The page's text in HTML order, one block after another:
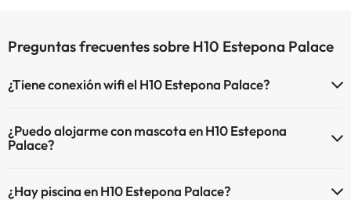
Preguntas frecuentes sobre H10 Estepona Palace
¿Tiene conexión wifi el H10 Estepona Palace?
¿Puedo alojarme con mascota en H10 Estepona
Palace?
¿Hay piscina en H10 Estepona Palace?